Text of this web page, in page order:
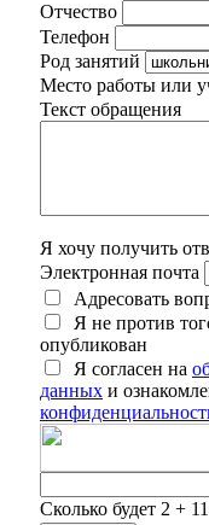
Отчество
Телефон
Род занятий
Место работы или
Текст обращения
Я хочу получить
Электронная почта
Адресовать
Я не против
опубликован
Я согласен на
данных и
Сколько будет 2 + 11